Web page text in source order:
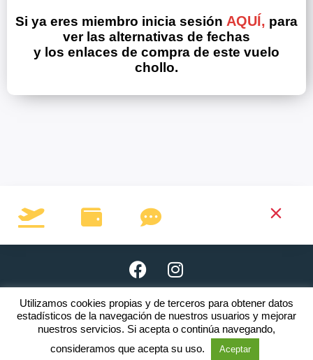
Si ya eres miembro inicia sesión AQUÍ, para
ver las alternativas de fechas
y los enlaces de compra de este vuelo
chollo.
Copyright © 2026 · www.clubnomada.es
El incumplimiento de una o variasReglasserá motivo de expulsión.
Utilizamos cookies propias y de terceros para obtener datos
estadísticos de la navegación de nuestros usuarios y mejorar
nuestros servicios. Si acepta o continúa navegando,
consideramos que acepta su uso.
Aceptar